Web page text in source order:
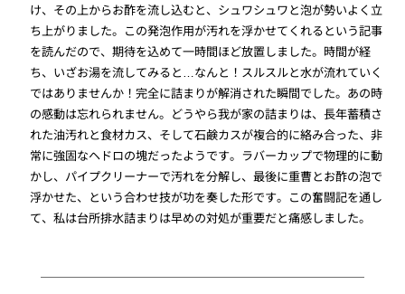
け、その上からお酢を流し込むと、シュワシュワと泡が勢いよく立
ち上がりました。この発泡作用が汚れを浮かせてくれるという記事
を読んだので、期待を込めて一時間ほど放置しました。時間が経
ち、いざお湯を流してみると…なんと！スルスルと水が流れていく
ではありませんか！完全に詰まりが解消された瞬間でした。あの時
の感動は忘れられません。どうやら我が家の詰まりは、長年蓄積さ
れた油汚れと食材カス、そして石鹸カスが複合的に絡み合った、非
常に強固なヘドロの塊だったようです。ラバーカップで物理的に動
かし、パイプクリーナーで汚れを分解し、最後に重曹とお酢の泡で
浮かせた、という合わせ技が功を奏した形です。この奮闘記を通し
て、私は台所排水詰まりは早めの対処が重要だと痛感しました。